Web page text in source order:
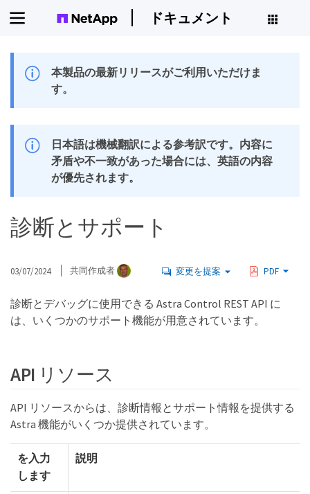
ドキュメント
本製品の最新リリースがご利用いただけま
す。
日本語は機械翻訳による参考訳です。内容に
矛盾や不一致があった場合には、英語の内容
が優先されます。
診断とサポート
03/07/2024 共同作成者 変更を提案 PDF
診断とデバッグに使用できる Astra Control REST API に
は、いくつかのサポート機能が用意されています。
API リソース
API リソースからは、診断情報とサポート情報を提供する
Astra 機能がいくつか提供されています。
を入力
します
説明